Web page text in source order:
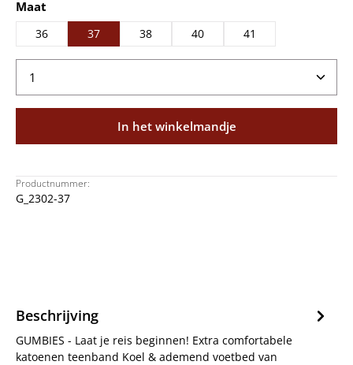
Selecteer
Maat
36 37 38 40 41
Producthoeveelheid: Voer de gewenste
In het winkelmandje
Productnummer:
G_2302-37
Beschrijving
GUMBIES - Laat je reis beginnen! Extra comfortabele
katoenen teenband Koel & ademend voetbed van